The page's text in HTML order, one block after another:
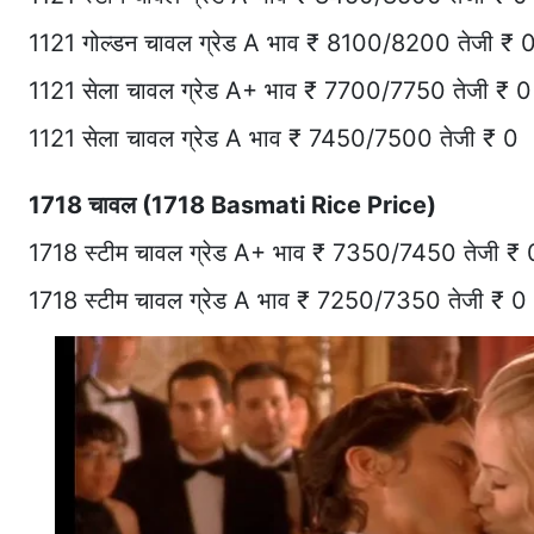
1121 गोल्डन चावल ग्रेड A भाव ₹ 8100/8200 तेजी ₹
1121 सेला चावल ग्रेड A+ भाव ₹ 7700/7750 तेजी ₹ 0
1121 सेला चावल ग्रेड A भाव ₹ 7450/7500 तेजी ₹ 0
1718 चावल (1718 Basmati Rice Price)
1718 स्टीम चावल ग्रेड A+ भाव ₹ 7350/7450 तेजी ₹
1718 स्टीम चावल ग्रेड A भाव ₹ 7250/7350 तेजी ₹ 0